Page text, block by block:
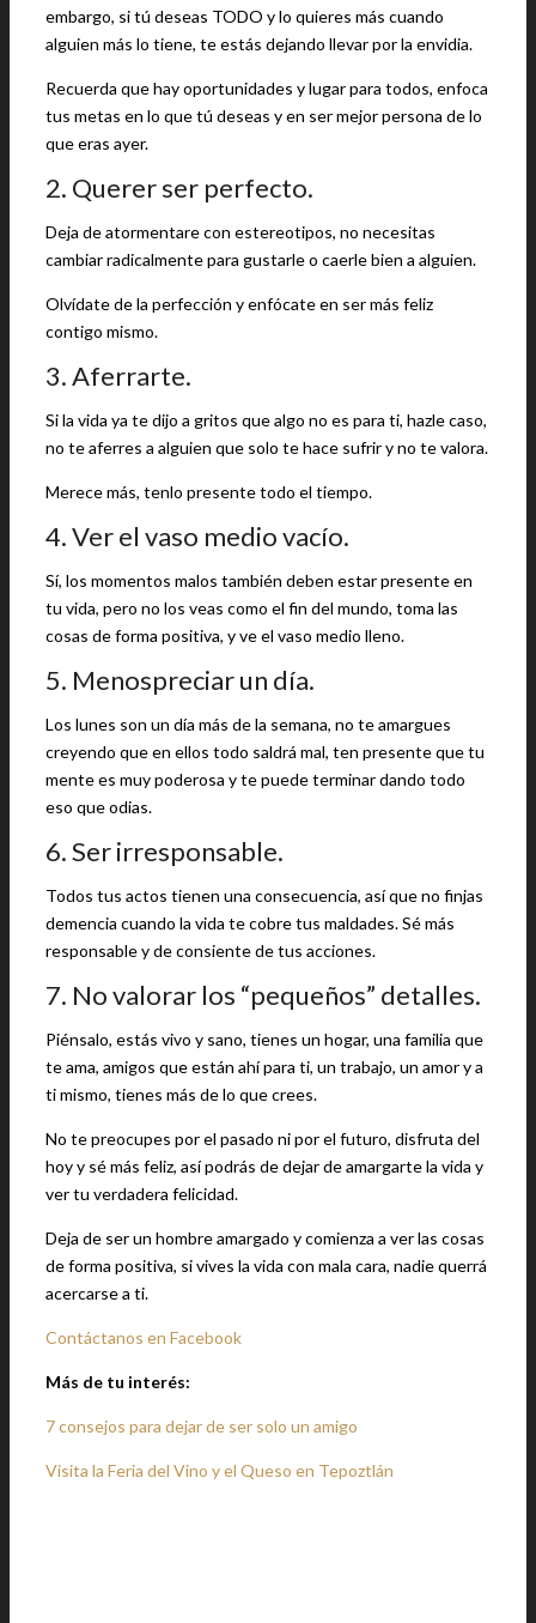
embargo, si tú deseas TODO y lo quieres más cuando
alguien más lo tiene, te estás dejando llevar por la envidia.
Recuerda que hay oportunidades y lugar para todos, enfoca
tus metas en lo que tú deseas y en ser mejor persona de lo
que eras ayer.
2. Querer ser perfecto.
Deja de atormentare con estereotipos, no necesitas
cambiar radicalmente para gustarle o caerle bien a alguien.
Olvídate de la perfección y enfócate en ser más feliz
contigo mismo.
3. Aferrarte.
Si la vida ya te dijo a gritos que algo no es para ti, hazle caso,
no te aferres a alguien que solo te hace sufrir y no te valora.
Merece más, tenlo presente todo el tiempo.
4. Ver el vaso medio vacío.
Sí, los momentos malos también deben estar presente en
tu vida, pero no los veas como el fin del mundo, toma las
cosas de forma positiva, y ve el vaso medio lleno.
5. Menospreciar un día.
Los lunes son un día más de la semana, no te amargues
creyendo que en ellos todo saldrá mal, ten presente que tu
mente es muy poderosa y te puede terminar dando todo
eso que odias.
6. Ser irresponsable.
Todos tus actos tienen una consecuencia, así que no finjas
demencia cuando la vida te cobre tus maldades. Sé más
responsable y de consiente de tus acciones.
7. No valorar los “pequeños” detalles.
Piénsalo, estás vivo y sano, tienes un hogar, una familia que
te ama, amigos que están ahí para ti, un trabajo, un amor y a
ti mismo, tienes más de lo que crees.
No te preocupes por el pasado ni por el futuro, disfruta del
hoy y sé más feliz, así podrás de dejar de amargarte la vida y
ver tu verdadera felicidad.
Deja de ser un hombre amargado y comienza a ver las cosas
de forma positiva, si vives la vida con mala cara, nadie querrá
acercarse a ti.
Contáctanos en Facebook
Más de tu interés:
7 consejos para dejar de ser solo un amigo
Visita la Feria del Vino y el Queso en Tepoztlán